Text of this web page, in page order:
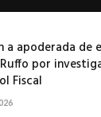
a apoderada de
por
Fiscal